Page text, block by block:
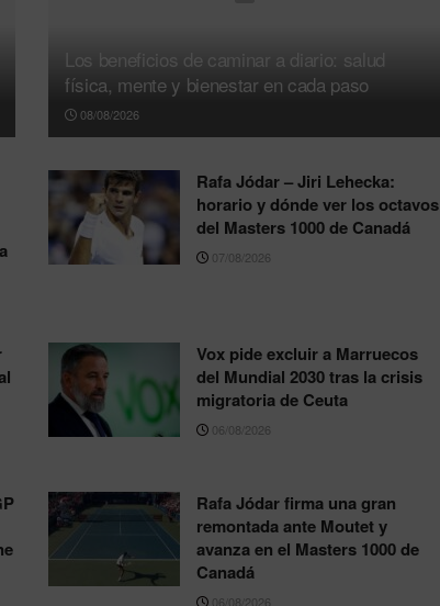
Los beneficios de caminar a diario: salud
física, mente y bienestar en cada paso
08/08/2026
Rafa Jódar – Jiri Lehecka:
horario y dónde ver los octavos
del Masters 1000 de Canadá
07/08/2026
Vox pide excluir a Marruecos
del Mundial 2030 tras la crisis
migratoria de Ceuta
06/08/2026
Rafa Jódar firma una gran
remontada ante Moutet y
avanza en el Masters 1000 de
Canadá
06/08/2026